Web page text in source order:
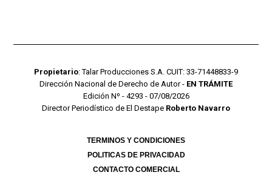
Propietario: Talar Producciones S.A. CUIT: 33-71448833-9
Dirección Nacional de Derecho de Autor - EN TRÁMITE
Edición Nº - 4293 - 07/08/2026
Director Periodístico de El Destape Roberto Navarro
TERMINOS Y CONDICIONES
POLITICAS DE PRIVACIDAD
CONTACTO COMERCIAL